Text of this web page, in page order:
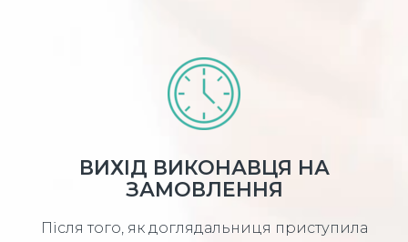
ВИХІД ВИКОНАВЦЯ НА
ЗАМОВЛЕННЯ
Після того, як доглядальниця приступила